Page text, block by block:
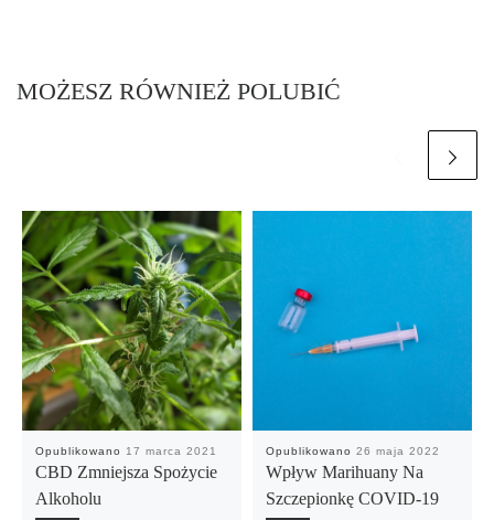
MOŻESZ RÓWNIEŻ POLUBIĆ
Opublikowano 17 marca 2021
CBD Zmniejsza Spożycie
Alkoholu
Opublikowano 26 maja 2022
Wpływ Marihuany Na
Szczepionkę COVID-19